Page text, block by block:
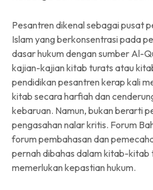
Pesantren dikenal sebagai pusat
Islam yang berkonsentrasi pada
dasar hukum dengan sumber Al-
kajian-kajian kitab turats atau
pendidikan pesantren kerap kali
kitab secara harfiah dan
kebaruan. Namun, bukan berarti
pengasahan nalar kritis. Forum
forum pembahasan dan
pernah dibahas dalam kitab-kitab
memerlukan kepastian hukum.